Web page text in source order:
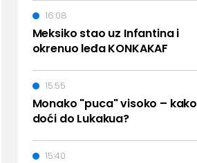
Meksiko stao uz Infantina i
okrenuo leđa KONKAKAF
16:08
Monako "puca" visoko – kako
doći do Lukakua?
15:55
15:40